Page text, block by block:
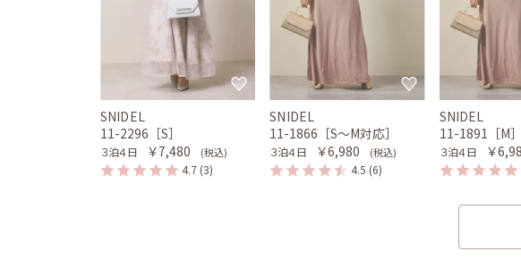
SNIDEL
11-2296［S］
３泊４日 ￥7,480 (税込)
4.7 (3)
SNIDEL
11-1866［S〜M対応］
３泊４日 ￥6,980 (税込)
4.5 (6)
SNIDEL
11-1891［M］
３泊４日 ￥